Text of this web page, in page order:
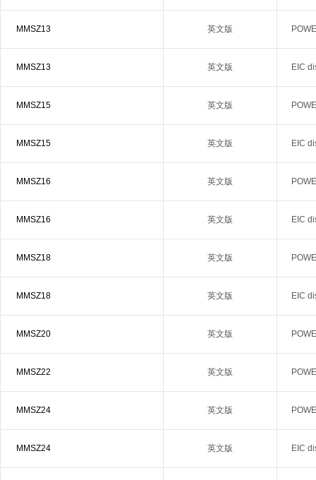
MMSZ13 英文版
MMSZ13 英文版 EIC
MMSZ15 英文版
MMSZ15 英文版 EIC
MMSZ16 英文版
MMSZ16 英文版 EIC
MMSZ18 英文版
MMSZ18 英文版 EIC
MMSZ20 英文版
MMSZ22 英文版
MMSZ24 英文版
MMSZ24 英文版 EIC